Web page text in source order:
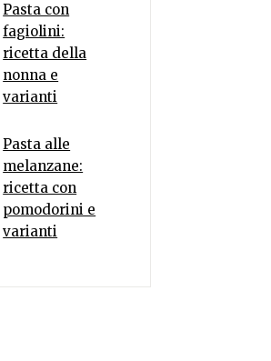
Pasta con
fagiolini:
ricetta della
nonna e
varianti
Pasta alle
melanzane:
ricetta con
pomodorini e
varianti